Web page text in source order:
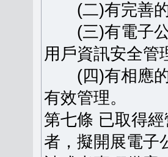
(二)有完善的
(三)有電子公
用戶資訊安全管
(四)有相應的
有效管理。
第七條 已取得
者，擬開展電子